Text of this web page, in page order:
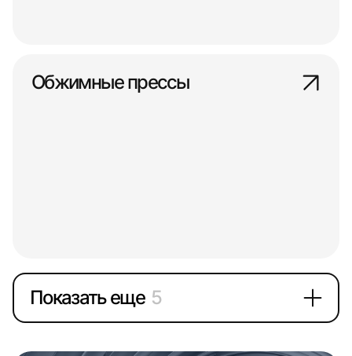
Обжимные прессы
Показать еще 5